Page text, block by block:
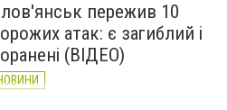
пережив 10
атак: є загиблий і
(ВІДЕО)